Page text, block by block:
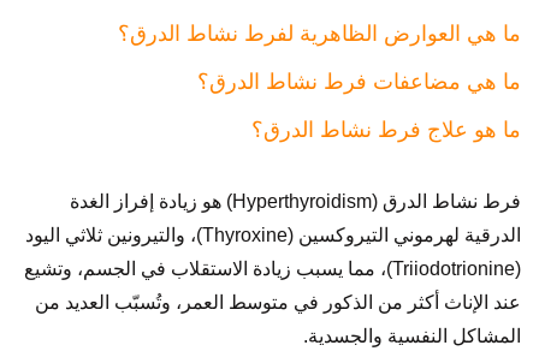
ما هي العوارض الظاهرية لفرط نشاط الدرق؟
ما هي مضاعفات فرط نشاط الدرق؟
ما هو علاج فرط نشاط الدرق؟
فرط نشاط الدرق (Hyperthyroidism) هو زيادة إفراز الغدة
الدرقية لهرموني التيروكسين (Thyroxine)، والتيرونين ثلاثي اليود
(Triiodotrionine)، مما يسبب زيادة الاستقلاب في الجسم، وتشيع
عند الإناث أكثر من الذكور في متوسط العمر، وتُسبّب العديد من
المشاكل النفسية والجسدية.